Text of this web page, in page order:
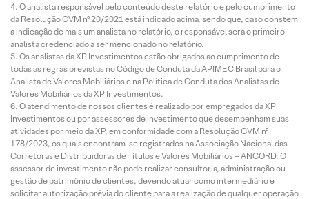
O analista responsável pelo conteúdo deste relatório e pelo cumprimento
da Resolução CVM nº 20/2021 está indicado acima, sendo que, caso constem
a indicação de mais um analista no relatório, o responsável será o primeiro
analista credenciado a ser mencionado no relatório.
Os analistas da XP Investimentos estão obrigados ao cumprimento de
todas as regras previstas no Código de Conduta da APIMEC Brasil para o
Analista de Valores Mobiliários e na Política de Conduta dos Analistas de
Valores Mobiliários da XP Investimentos.
O atendimento de nossos clientes é realizado por empregados da XP
Investimentos ou por assessores de investimento que desempenham suas
atividades por meio da XP, em conformidade com a Resolução CVM nº
178/2023, os quais encontram-se registrados na Associação Nacional das
Corretoras e Distribuidoras de Títulos e Valores Mobiliários – ANCORD. O
assessor de investimento não pode realizar consultoria, administração ou
gestão de patrimônio de clientes, devendo atuar como intermediário e
solicitar autorização prévia do cliente para a realização de qualquer operação